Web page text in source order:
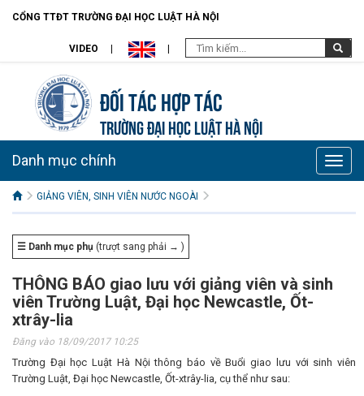
CỔNG TTĐT TRƯỜNG ĐẠI HỌC LUẬT HÀ NỘI
VIDEO
Đối tác hợp tác
TRƯỜNG ĐẠI HỌC LUẬT HÀ NỘI
Toggle
Danh mục chính
GIẢNG VIÊN, SINH VIÊN NƯỚC NGOÀI
☰ Danh mục phụ (trượt sang phải → )
THÔNG BÁO giao lưu với giảng viên và sinh
viên Trường Luật, Đại học Newcastle, Ốt-
xtrây-lia
Đăng vào 18/09/2017 10:25
Trường Đại học Luật Hà Nội thông báo về Buổi giao lưu với sinh viên
Trường Luật, Đại học Newcastle, Ốt-xtrây-lia, cụ thể như sau: